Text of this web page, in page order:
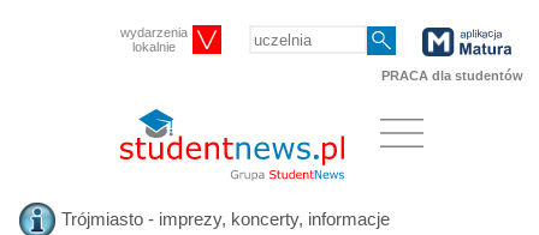
wydarzenia
lokalnie
PRACA dla studentów
Trójmiasto - imprezy, koncerty, informacje